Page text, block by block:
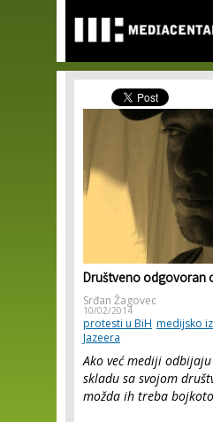
main
content
Društveno odgovoran
Srđan Žagovec
10/02/2014
protesti u BiH medijsko
Jazeera
Ako već mediji
skladu sa svojom
možda ih treba